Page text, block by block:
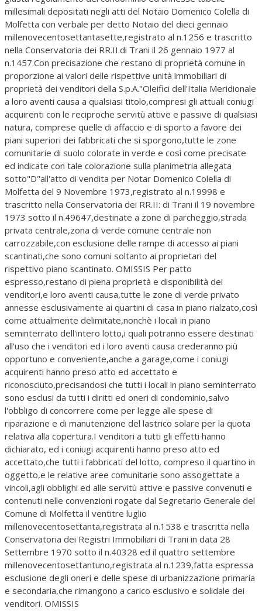
millesimali depositati negli atti del Notaio Domenico Colella di
Molfetta con verbale per detto Notaio del dieci gennaio
millenovecentosettantasette,registrato al n.1256 e trascritto
nella Conservatoria dei RR.II.di Trani il 26 gennaio 1977 al
n.1457.Con precisazione che restano di proprietà comune in
proporzione ai valori delle rispettive unità immobiliari di
proprietà dei venditori della S.p.A."Oleifici dell'Italia Meridionale
a loro aventi causa a qualsiasi titolo,compresi gli attuali coniugi
acquirenti con le reciproche servitù attive e passive di qualsiasi
natura, comprese quelle di affaccio e di sporto a favore dei
piani superiori dei fabbricati che si sporgono,tutte le zone
comunitarie di suolo colorate in verde e così come precisate
ed indicate con tale colorazione sulla planimetria allegata
sotto"D"all'atto di vendita per Notar Domenico Colella di
Molfetta del 9 Novembre 1973,registrato al n.19998 e
trascritto nella Conservatoria dei RR.II: di Trani il 19 novembre
1973 sotto il n.49647,destinate a zone di parcheggio,strada
privata centrale,zona di verde comune centrale non
carrozzabile,con esclusione delle rampe di accesso ai piani
scantinati,che sono comuni soltanto ai proprietari del
rispettivo piano scantinato. OMISSIS Per patto
espresso,restano di piena proprietà e disponibilità dei
venditori,e loro aventi causa,tutte le zone di verde privato
annesse esclusivamente ai quartini di casa in piano rialzato,così
come attualmente delimitate,nonchè i locali in piano
seminterrato dell'intero lotto,i quali potranno essere destinati
all'uso che i venditori ed i loro aventi causa crederanno più
opportuno e conveniente,anche a garage,come i coniugi
acquirenti hanno preso atto ed accettato e
riconosciuto,precisandosi che tutti i locali in piano seminterrato
sono esclusi da tutti i diritti ed oneri di condominio,salvo
l'obbligo di concorrere come per legge alle spese di
riparazione e di manutenzione del lastrico solare per la quota
relativa alla copertura.I venditori a tutti gli effetti hanno
dichiarato, ed i coniugi acquirenti hanno preso atto ed
accettato,che tutti i fabbricati del lotto, compreso il quartino in
oggetto,e le relative aree comunitarie sono assogettate a
vincoli,agli obblighi ed alle servitù attive e passive convenuti e
contenuti nelle convenzioni rogate dal Segretario Generale del
Comune di Molfetta il ventitre luglio
millenovecentosettanta,registrata al n.1538 e trascritta nella
Conservatoria dei Registri Immobiliari di Trani in data 28
Settembre 1970 sotto il n.40328 ed il quattro settembre
millenovecentosettantuno,registrata al n.1239,fatta espressa
esclusione degli oneri e delle spese di urbanizzazione primaria
e secondaria,che rimangono a carico esclusivo e solidale dei
venditori. OMISSIS